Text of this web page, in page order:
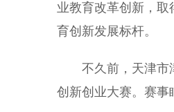
业教育改革创新，
育创新发展标杆。
不久前，天津市津
创新创业大赛。赛事